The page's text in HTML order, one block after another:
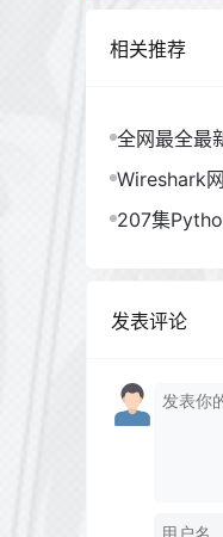
相关推荐
全网最全最
Wireshark
207集
发表评论